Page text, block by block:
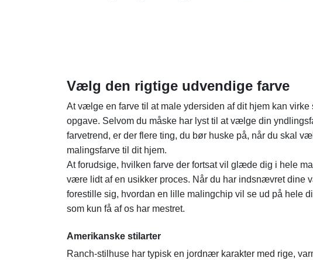
Vælg den rigtige udvendige farve
At vælge en farve til at male ydersiden af dit hjem kan
opgave. Selvom du måske har lyst til at vælge din
farvetrend, er der flere ting, du bør huske på, når du skal
malingsfarve til dit hjem.
At forudsige, hvilken farve der fortsat vil glæde dig i hele
være lidt af en usikker proces. Når du har indsnævret dine
forestille sig, hvordan en lille malingchip vil se ud på hele
som kun få af os har mestret.
Amerikanske stilarter
Ranch-stilhuse har typisk en jordnær karakter med rige,